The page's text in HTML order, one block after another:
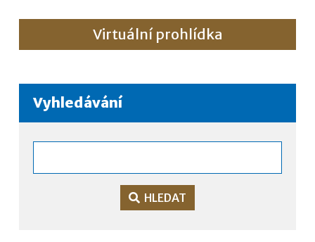
Virtuální prohlídka
Vyhledávání
HLEDAT